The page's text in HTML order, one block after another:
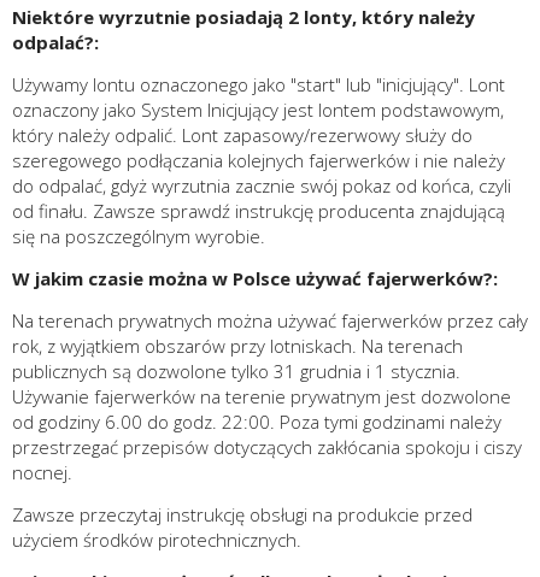
Niektóre wyrzutnie posiadają 2 lonty, który należy
odpalać?:
Używamy lontu oznaczonego jako "start" lub "inicjujący". Lont
oznaczony jako System Inicjujący jest lontem podstawowym,
który należy odpalić. Lont zapasowy/rezerwowy służy do
szeregowego podłączania kolejnych fajerwerków i nie należy
do odpalać, gdyż wyrzutnia zacznie swój pokaz od końca, czyli
od finału. Zawsze sprawdź instrukcję producenta znajdującą
się na poszczególnym wyrobie.
W jakim czasie można w Polsce używać fajerwerków?:
Na terenach prywatnych można używać fajerwerków przez cały
rok, z wyjątkiem obszarów przy lotniskach. Na terenach
publicznych są dozwolone tylko 31 grudnia i 1 stycznia.
Używanie fajerwerków na terenie prywatnym jest dozwolone
od godziny 6.00 do godz. 22:00. Poza tymi godzinami należy
przestrzegać przepisów dotyczących zakłócania spokoju i ciszy
nocnej.
Zawsze przeczytaj instrukcję obsługi na produkcie przed
użyciem środków pirotechnicznych.